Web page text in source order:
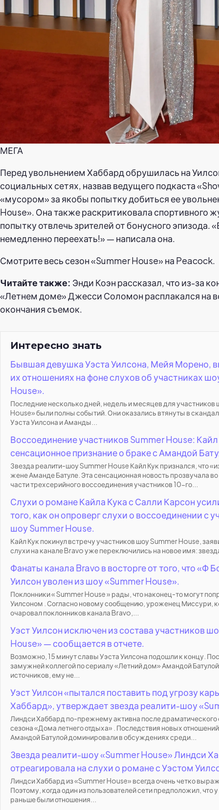
МЕГА
Перед увольнением Хаббард обрушилась на
социальных сетях, назвав ведущего подкаста
«мусором» за якобы попытку добиться ее
House». Она также раскритиковала спортивного
попытку отвлечь зрителей от бонусного эпизода.
немедленно переехать!» — написала она.
Смотрите весь сезон «Summer House» на Peacock.
Читайте также: Энди Коэн рассказал, что из-за
«Летнем доме» Джесси Соломон расплакался на
окончания съемок.
Интересно знать
Бывшая девушка Уэста Уилсона, Мейя Морено,
их отношениях на фоне слухов об участниках
House».
Последние несколько дней, недель и месяцев для участников
House» были полны событий. Они оказались втянуты в
Уэста Уилсона и Аманды...
Воссоединение участников Summer House:
сенсационное признание о браке с Амандой
Звезда реалити-шоу Summer House Кайл Кук признался, что
жене Аманде Батуле. Эта сенсационная новость прозвучала
части трехсерийного воссоединения участников 10-го...
Слухи о романе Кайла Кука с Салли Карсон
того, как он опроверг слухи о воссоединении с
шоу Summer House.
Кайл Кук покинул встречу участников шоу Summer House,
слухи на канале Bravo уже переключились на новое имя:
Фанаты канала Bravo в восторге от того, что «Ф
Уилсон уволен из шоу «Summer House».
Поклонники « Summer House » рады, что наконец-то могут
Уилсоном . Согласно новому сообщению, уроженец Миссури,
очаровал поклонников канала Bravo,...
Уэст Уилсон исключен из состава участников
House» — сообщается в отчете.
Возможно, 15 минут славы Уэста Уилсона подошли к концу.
замужней коллегой по сериалу «Летний дом» Амандой
источников, ему не...
Уэст Уилсон «пытался поставить под угрозу
Хаббард», утверждает звезда реалити-шоу
Линдси Хаббард по-прежнему активна после драматического
сезона «Дома летнего отдыха» . Последствия новых
Амандой Батулой доминировали в обсуждениях среди...
Звезда реалити-шоу «Summer House» Линдси
отреагировала на слухи о романе с Уэстом
Линдси Хаббард из «Summer House» всегда очень четко
Поэтому, когда один из пользователей сети предположил, что
раньше были отношения...